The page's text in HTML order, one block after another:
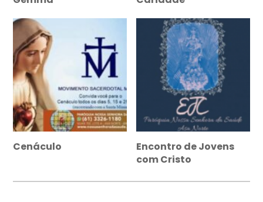
Cenáculo
Encontro de Jovens
com Cristo